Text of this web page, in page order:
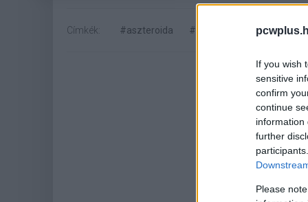
If you wish
sensitive
confirm
continue
information
further
Please
Címkék: #aszteroida #nasa #hold